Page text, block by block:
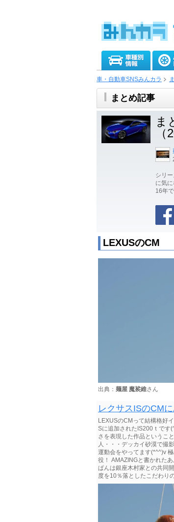
車・自動車SNSみんカラ
まとめ記事
ま
（
シリ
に気
16年で
LEXUSのCM
出典： 麺屋 魔裟維さん
レクサスISのCM
LEXUSのCMって結構格好
Sに追加されたIS200ｔです
さを表現した作品というこ
人・・・デッカイ砂漠で撮
運動会をやってます(*^^)v
役！ AMAZINGと書かれた
ぱんは銀座木村家との共同
度を10％落としたこだわり